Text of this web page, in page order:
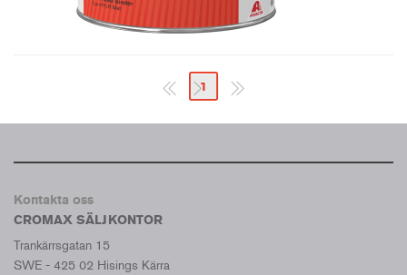
1
Kontakta oss
CROMAX SÄLJKONTOR
Trankärrsgatan 15
SWE - 425 02 Hisings Kärra